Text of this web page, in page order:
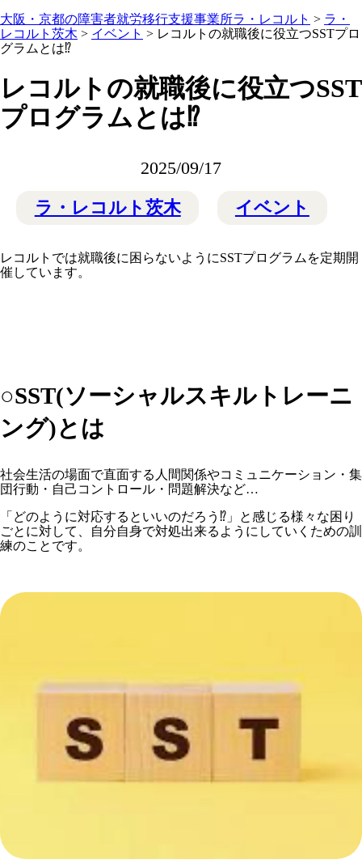
大阪・京都の障害者就労移行支援事業所ラ・レコルト > ラ・
レコルト茨木 > イベント > レコルトの就職後に役立つSSTプロ
グラムとは⁉️
レコルトの就職後に役立つSST
プログラムとは⁉️
2025/09/17
ラ・レコルト茨木
イベント
レコルトでは就職後に困らないようにSSTプログラムを定期開
催しています。
○SST(ソーシャルスキルトレーニ
ング)とは
社会生活の場面で直面する人間関係やコミュニケーション・集
団行動・自己コントロール・問題解決など…
「どのように対応するといいのだろう⁉️」と感じる様々な困り
ごとに対して、自分自身で対処出来るようにしていくための訓
練のことです。